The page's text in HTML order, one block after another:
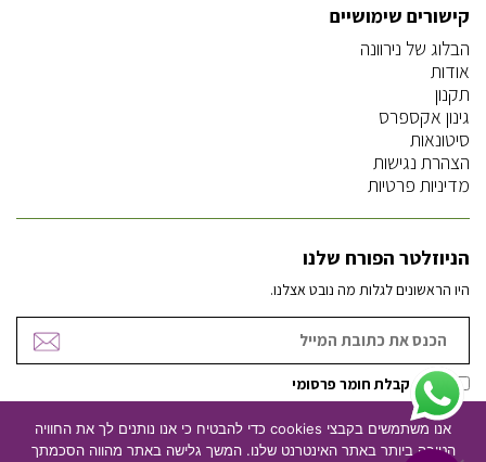
קישורים שימושיים
הבלוג של נירוונה
אודות
תקנון
גינון אקספרס
סיטונאות
הצהרת נגישות
מדיניות פרטיות
הניוזלטר הפורח שלנו
היו הראשונים לגלות מה נובט אצלנו.
אישור קבלת חומר פרסומי
אנו משתמשים בקבצי cookies כדי להבטיח כי אנו נותנים לך את החוויה
הטובה ביותר באתר האינטרנט שלנו. המשך גלישה באתר מהווה הסכמתך